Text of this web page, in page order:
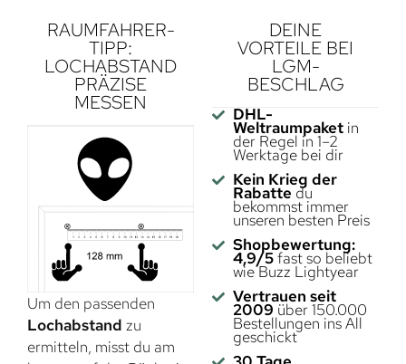
RAUMFAHRER-
TIPP:
LOCHABSTAND
PRÄZISE
MESSEN
Um den passenden
Lochabstand zu
ermitteln, misst du am
DEINE
VORTEILE BEI
LGM-
BESCHLAG
DHL-
Weltraumpaketin
der Regel in 1–2
Werktage bei dir
Kein Krieg der
Rabatte du
bekommst immer
unseren besten Preis
Shopbewertung:
4,9/5fast so beliebt
wie Buzz Lightyear
Vertrauen seit
2009 über 150.000
Bestellungen ins All
geschickt